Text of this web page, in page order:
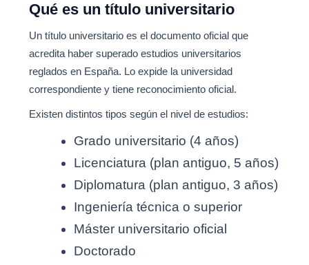
Qué es un título universitario
Un título universitario es el documento oficial que
acredita haber superado estudios universitarios
reglados en España. Lo expide la universidad
correspondiente y tiene reconocimiento oficial.
Existen distintos tipos según el nivel de estudios:
Grado universitario (4 años)
Licenciatura (plan antiguo, 5 años)
Diplomatura (plan antiguo, 3 años)
Ingeniería técnica o superior
Máster universitario oficial
Doctorado